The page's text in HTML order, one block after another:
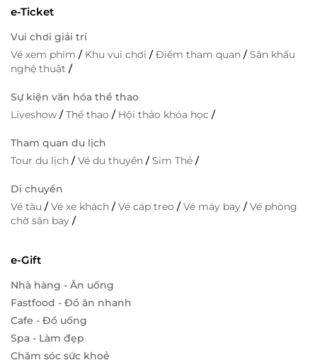
e-Ticket
Vui chơi giải trí
Vé xem phim / Khu vui chơi /Điểm tham quan /Sân khấu
nghệ thuật /
Sự kiện văn hóa thể thao
Liveshow /Thể thao / Hội thảo khóa học /
Tham quan du lịch
Tour du lịch /Vé du thuyền /Sim Thẻ /
Di chuyển
Vé tàu /Vé xe khách /Vé cáp treo /Vé máy bay /Vé phòng
chờ sân bay /
e-Gift
Nhà hàng - Ăn uống
Fastfood - Đồ ăn nhanh
Cafe - Đồ uống
Spa - Làm đẹp
Chăm sóc sức khoẻ